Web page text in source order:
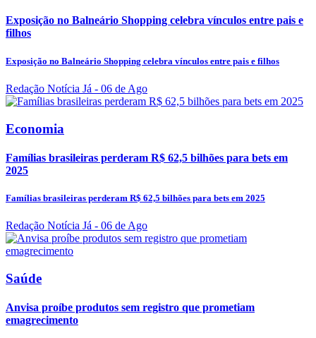
Exposição no Balneário Shopping celebra vínculos entre pais e
filhos
Exposição no Balneário Shopping celebra vínculos entre pais e filhos
Redação Notícia Já - 06 de Ago
Economia
Famílias brasileiras perderam R$ 62,5 bilhões para bets em
2025
Famílias brasileiras perderam R$ 62,5 bilhões para bets em 2025
Redação Notícia Já - 06 de Ago
Saúde
Anvisa proíbe produtos sem registro que prometiam
emagrecimento